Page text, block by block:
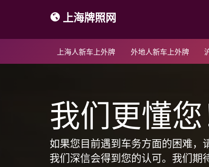
上海牌照网
上海人新车上外牌 外地人新车上外牌
我们更懂您
如果您目前遇到车务方面的困难，
我们深信会得到您的认可。我们期